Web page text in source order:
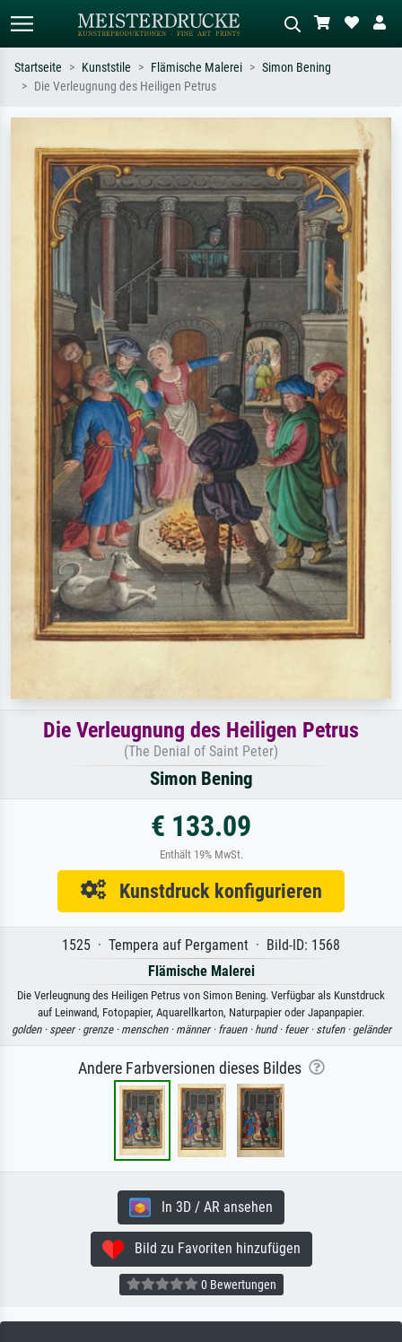
oder Stilen – z.B. Monet,
Sternennacht, Impressionismus, Welle
Hokusai, Akt.
Beschreiben Sie die Szene – z.B. Grüne
Wiese, Abstrakt mit viel Rot, Dunkles
Ölgemälde, Stehender Akt neben einem
Baum.
Startseite Kunststile Flämische Malerei
Simon Bening
Die Verleugnung des Heiligen Petrus
Die Verleugnung des Heiligen Petrus
(The Denial of Saint Peter)
Simon Bening
€ 133.09
Enthält 19% MwSt.
Kunstdruck konfigurieren
1525 · Tempera auf Pergament · Bild-ID: 1568
Flämische Malerei
Die Verleugnung des Heiligen Petrus von Simon Bening. Verfügbar als Kunstdruck
auf Leinwand, Fotopapier, Aquarellkarton, Naturpapier oder Japanpapier.
golden · speer · grenze · menschen · männer · frauen · hund · feuer · stufen · geländer
Andere Farbversionen dieses Bildes
In 3D / AR ansehen
Bild zu Favoriten hinzufügen
0 Bewertungen